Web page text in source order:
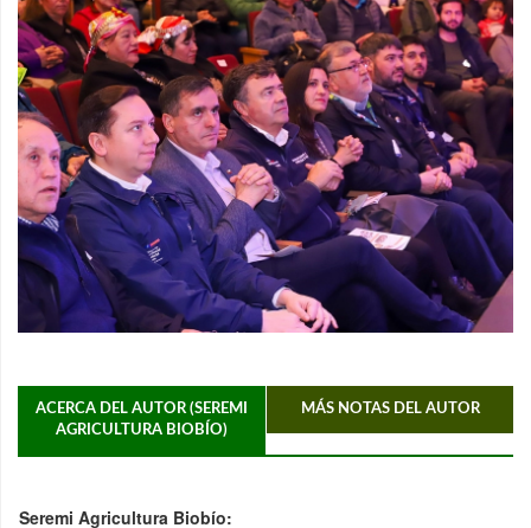
ACERCA DEL AUTOR (SEREMI
AGRICULTURA BIOBÍO)
MÁS NOTAS DEL AUTOR
Seremi Agricultura Biobío: